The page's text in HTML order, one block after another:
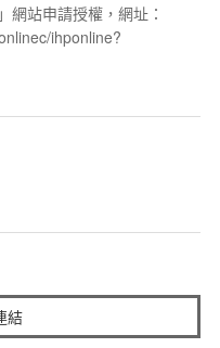
網站申請授權，網址：
ihponline?
結